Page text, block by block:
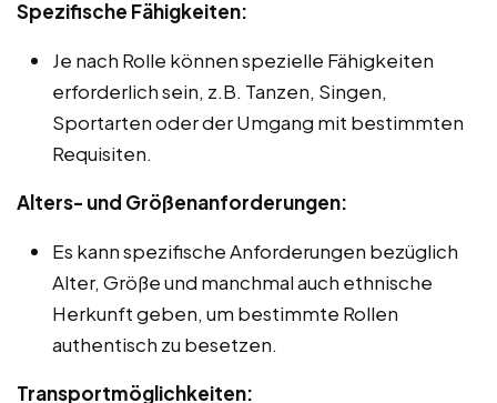
Spezifische Fähigkeiten:
Je nach Rolle können spezielle Fähigkeiten
erforderlich sein, z.B. Tanzen, Singen,
Sportarten oder der Umgang mit bestimmten
Requisiten.
Alters- und Größenanforderungen:
Es kann spezifische Anforderungen bezüglich
Alter, Größe und manchmal auch ethnische
Herkunft geben, um bestimmte Rollen
authentisch zu besetzen.
Transportmöglichkeiten: